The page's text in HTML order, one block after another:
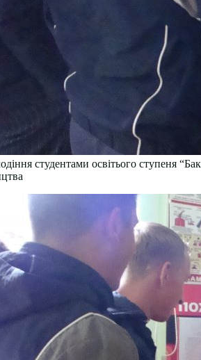
студентами освітього ступеня